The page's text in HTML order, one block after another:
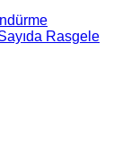
Rasgele